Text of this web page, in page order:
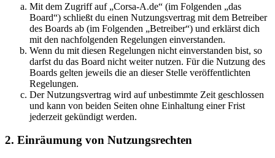
Mit dem Zugriff auf „Corsa-A.de“ (im Folgenden „das
Board“) schließt du einen Nutzungsvertrag mit dem Betreiber
des Boards ab (im Folgenden „Betreiber“) und erklärst dich
mit den nachfolgenden Regelungen einverstanden.
Wenn du mit diesen Regelungen nicht einverstanden bist, so
darfst du das Board nicht weiter nutzen. Für die Nutzung des
Boards gelten jeweils die an dieser Stelle veröffentlichten
Regelungen.
Der Nutzungsvertrag wird auf unbestimmte Zeit geschlossen
und kann von beiden Seiten ohne Einhaltung einer Frist
jederzeit gekündigt werden.
2. Einräumung von Nutzungsrechten